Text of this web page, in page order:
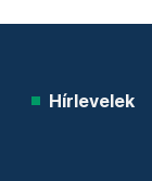
Hírlevelek